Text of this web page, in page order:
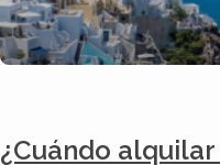
¿Cuándo